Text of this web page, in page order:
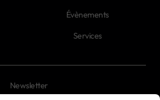
Évènements
Services
Newsletter